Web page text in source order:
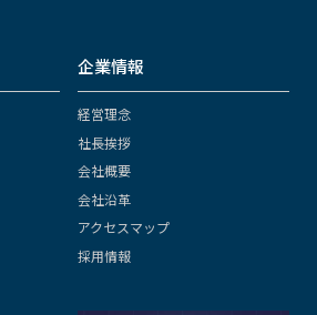
企業情報
経営理念
社長挨拶
会社概要
会社沿革
アクセスマップ
採用情報